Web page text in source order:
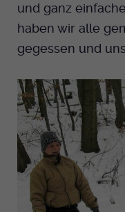
und ganz
haben wir alle
gegessen und